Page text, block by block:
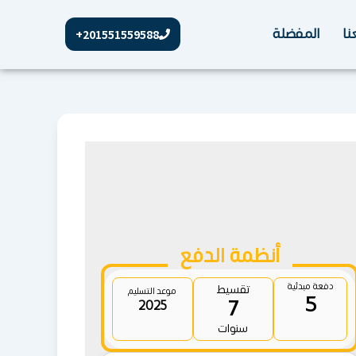
المفضلة 201551559588+
أنظمة الدفع
موعد التسليم
2025
تقسيط
7
سنوات
دفعة مبدئية
5